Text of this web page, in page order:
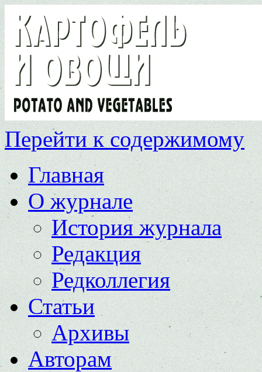
Перейти к содержимому
Главная
О журнале
История журнала
Редакция
Редколлегия
Статьи
Архивы
Авторам